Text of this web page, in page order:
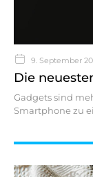
9. September
Die
Gadgets sind
Smartphone zu